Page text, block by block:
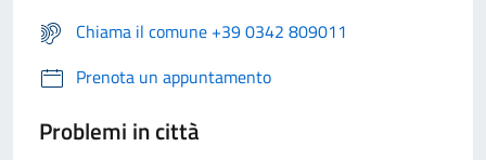
Chiama il comune +39 0342 809011
Prenota un appuntamento
Problemi in città